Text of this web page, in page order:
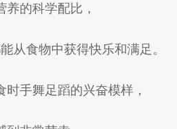
养的科学配比，
从食物中获得快乐和满足。
手舞足蹈的兴奋模样，